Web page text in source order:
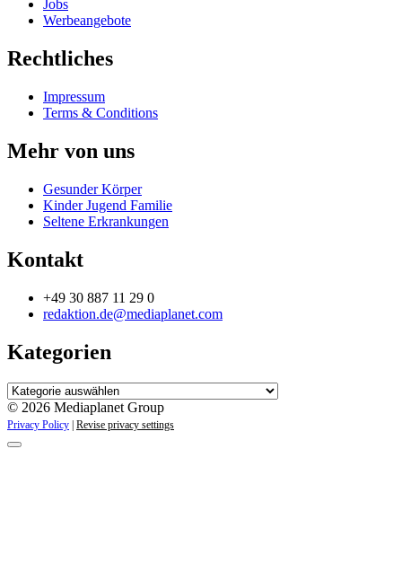
Jobs
Werbeangebote
Rechtliches
Impressum
Terms & Conditions
Mehr von uns
Gesunder Körper
Kinder Jugend Familie
Seltene Erkrankungen
Kontakt
+49 30 887 11 29 0
redaktion.de@mediaplanet.com
Kategorien
Kategorien
© 2026 Mediaplanet Group
Privacy Policy | Revise privacy settings